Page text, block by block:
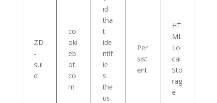
ZD
-
sui
d
co
oki
eb
ot.
co
m
id
tha
t
ide
ntif
ie
s
the
us
Per
sist
ent
HT
ML
Lo
cal
Sto
rag
e